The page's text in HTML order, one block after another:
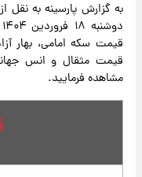
قیمت سکه امامی، بهار
قیمت مثقال و انس
مشاهده فرمایید.